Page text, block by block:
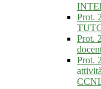
Prot.
Prot.
Prot.